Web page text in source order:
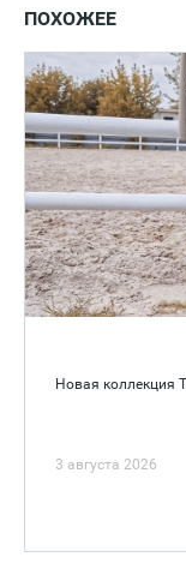
ПОХОЖЕЕ
Новая коллекция
3 августа 2026